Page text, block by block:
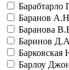
Барабтарло
Баранов
Баранова
Баринов
Барковская
Барлоу